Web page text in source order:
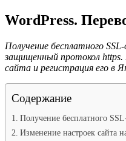
WordPress.
Получение бесплатного
защищенный протокол https.
сайта и регистрация его в
Содержание
Получение бесплатного
Изменение настроек сайта